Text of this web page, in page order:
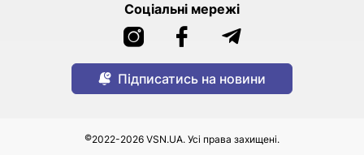
Соціальні мережі
Підписатись на новини
©2022-2026 VSN.UA. Усі права захищені.